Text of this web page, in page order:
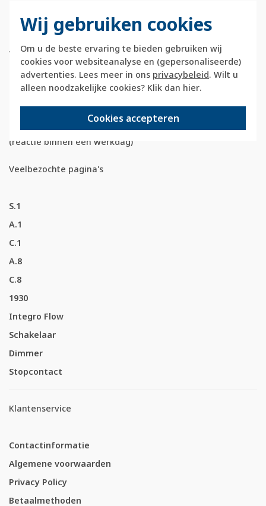
Wij gebruiken cookies
Om u de beste ervaring te bieden gebruiken wij
cookies voor websiteanalyse en (gepersonaliseerde)
advertenties. Lees meer in ons privacybeleid. Wilt u
alleen noodzakelijke cookies? Klik dan hier.
Cookies accepteren
Berkerstore.nl is onderdeel van e-Stores
International B.V. en geen webwinkel of
Vertriebsgesellschaft GmbH & Co. KG.
Telefoon:088 28 29 333
(maandag t/m vrijdag, 09:00 tot 12:00 en
13:00 tot 17:00 uur)
E-mail:info@berkerstore.nl
(reactie binnen één werkdag)
Veelbezochte pagina's
S.1
A.1
C.1
A.8
C.8
1930
Integro Flow
Schakelaar
Dimmer
Stopcontact
Klantenservice
Contactinformatie
Algemene voorwaarden
Privacy Policy
Betaalmethoden